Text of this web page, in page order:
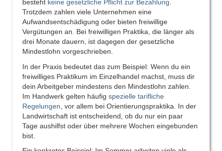
besteht keine gesetzliche Pflicht zur Bezahlung
Trotzdem zahlen viele Unternehmen eine
Aufwandsentschädigung oder bieten freiwillige
Vergütungen an. Bei freiwilligen Praktika, die länger als
drei Monate dauern, ist dagegen der gesetzliche
Mindestlohn vorgeschrieben.
In der Praxis bedeutet das zum Beispiel: Wenn du ein
freiwilliges Praktikum im Einzelhandel machst, muss dir
dein Arbeitgeber mindestens den Mindestlohn zahlen.
Im Handwerk gelten häufig spezielle tarifliche
Regelungen , vor allem bei Orientierungspraktika. In der
Landwirtschaft ist entscheidend, ob du nur ein paar
Tage aushilfst oder über mehrere Wochen eingebunden
bist.